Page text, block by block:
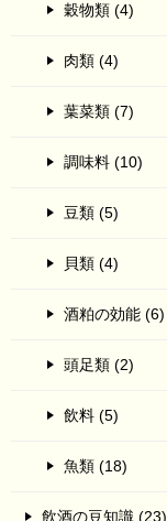
穀物類 (4)
肉類 (4)
葉菜類 (7)
調味料 (10)
豆類 (5)
貝類 (4)
酒粕の効能 (6)
頭足類 (2)
飲料 (5)
魚類 (18)
飲酒の豆知識 (23)